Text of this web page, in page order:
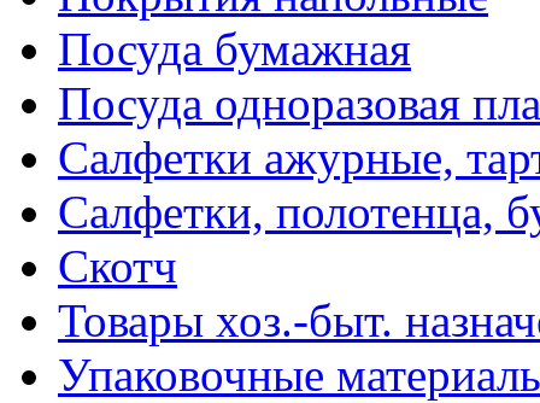
Посуда бумажная
Посуда одноразовая
Салфетки ажурные,
Салфетки, полотенца,
Скотч
Товары хоз.-быт.
Упаковочные